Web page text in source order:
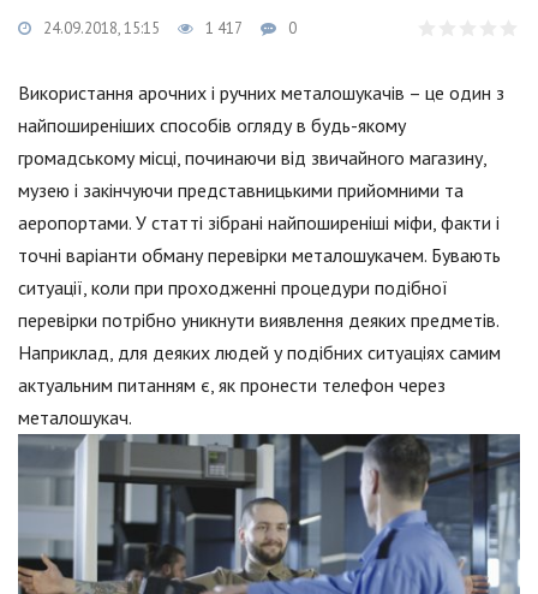
24.09.2018, 15:15 1 417 0
Використання арочних і ручних металошукачів – це один з
найпоширеніших способів огляду в будь-якому
громадському місці, починаючи від звичайного магазину,
музею і закінчуючи представницькими прийомними та
аеропортами. У статті зібрані найпоширеніші міфи, факти і
точні варіанти обману перевірки металошукачем. Бувають
ситуації, коли при проходженні процедури подібної
перевірки потрібно уникнути виявлення деяких предметів.
Наприклад, для деяких людей у подібних ситуаціях самим
актуальним питанням є, як пронести телефон через
металошукач.